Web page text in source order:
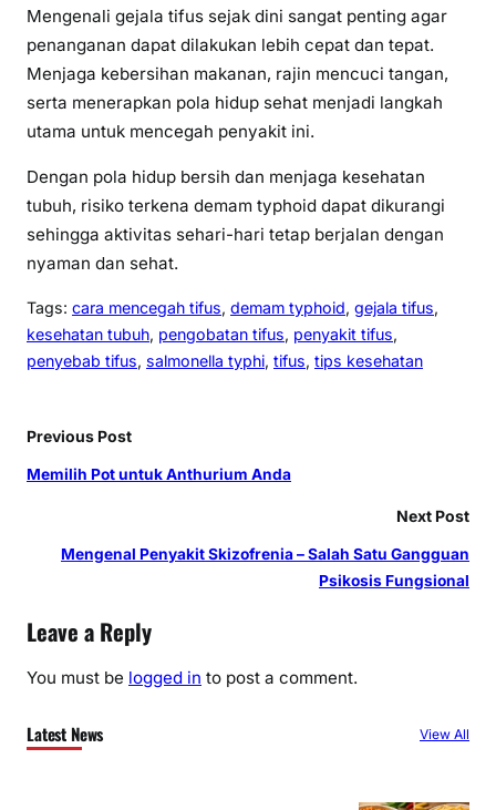
Mengenali gejala tifus sejak dini sangat penting agar
penanganan dapat dilakukan lebih cepat dan tepat.
Menjaga kebersihan makanan, rajin mencuci tangan,
serta menerapkan pola hidup sehat menjadi langkah
utama untuk mencegah penyakit ini.
Dengan pola hidup bersih dan menjaga kesehatan
tubuh, risiko terkena demam typhoid dapat dikurangi
sehingga aktivitas sehari-hari tetap berjalan dengan
nyaman dan sehat.
Tags: cara mencegah tifus, demam typhoid, gejala tifus
kesehatan tubuh, pengobatan tifus, penyakit tifus
penyebab tifus, salmonella typhi, tifus, tips kesehatan
Previous Post
Memilih Pot untuk Anthurium Anda
Next Post
Mengenal Penyakit Skizofrenia – Salah Satu Gangguan
Psikosis Fungsional
Leave a Reply
You must be logged in to post a comment.
Latest News View All